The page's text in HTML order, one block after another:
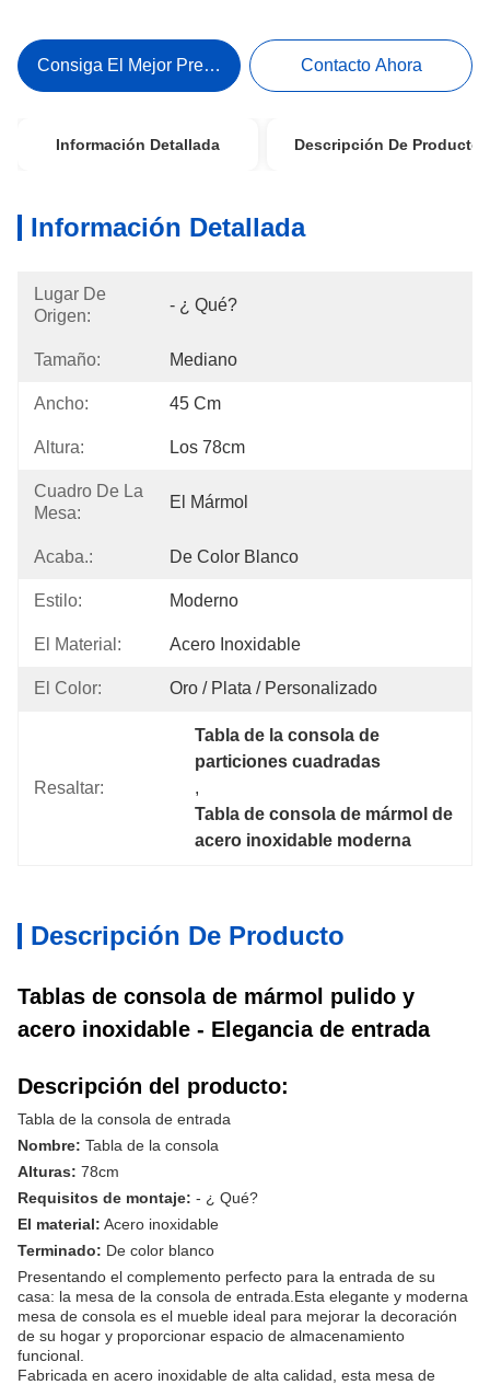
Consiga El Mejor Precio Contacto Ahora
Información Detallada Descripción De Producto
Información Detallada
Lugar De
Origen:
- ¿ Qué?
Tamaño: Mediano
Ancho: 45 Cm
Altura: Los 78cm
Cuadro De La
Mesa:
El Mármol
Acaba.: De Color Blanco
Estilo: Moderno
El Material: Acero Inoxidable
El Color: Oro / Plata / Personalizado
Resaltar:
Tabla de la consola de
particiones cuadradas
,
Tabla de consola de mármol de
acero inoxidable moderna
Descripción De Producto
Tablas de consola de mármol pulido y
acero inoxidable - Elegancia de entrada
Descripción del producto:
Tabla de la consola de entrada
Nombre: Tabla de la consola
Alturas: 78cm
Requisitos de montaje: - ¿ Qué?
El material: Acero inoxidable
Terminado: De color blanco
Presentando el complemento perfecto para la entrada de su
casa: la mesa de la consola de entrada.Esta elegante y moderna
mesa de consola es el mueble ideal para mejorar la decoración
de su hogar y proporcionar espacio de almacenamiento
funcional.
Fabricada en acero inoxidable de alta calidad, esta mesa de